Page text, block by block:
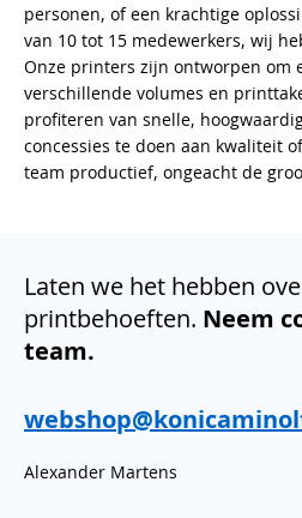
personen, of een krachtige
van 10 tot 15 medewerkers, wij
Onze printers zijn ontworpen om
verschillende volumes en
profiteren van snelle,
concessies te doen aan kwaliteit
team productief, ongeacht de
Laten we het hebben
printbehoeften. Neem
team.
Alexander Martens